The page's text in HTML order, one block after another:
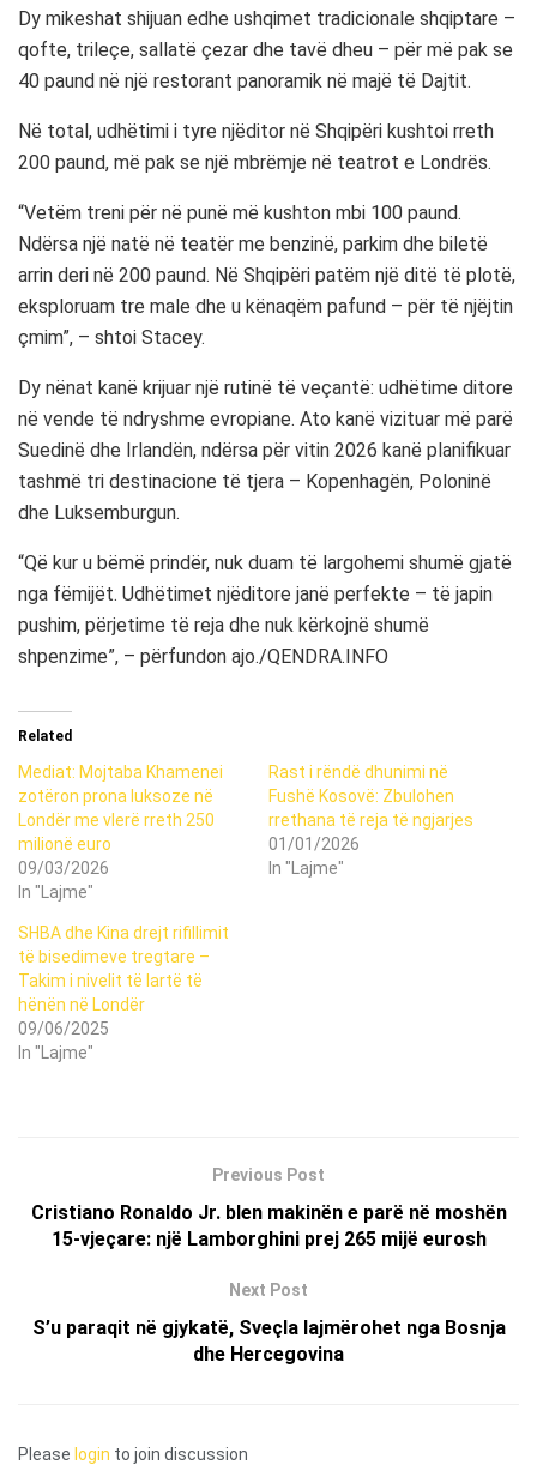
Dy mikeshat shijuan edhe ushqimet tradicionale shqiptare –
qofte, trileçe, sallatë çezar dhe tavë dheu – për më pak se
40 paund në një restorant panoramik në majë të Dajtit.
Në total, udhëtimi i tyre njëditor në Shqipëri kushtoi rreth
200 paund, më pak se një mbrëmje në teatrot e Londrës.
“Vetëm treni për në punë më kushton mbi 100 paund.
Ndërsa një natë në teatër me benzinë, parkim dhe biletë
arrin deri në 200 paund. Në Shqipëri patëm një ditë të plotë,
eksploruam tre male dhe u kënaqëm pafund – për të njëjtin
çmim”, – shtoi Stacey.
Dy nënat kanë krijuar një rutinë të veçantë: udhëtime ditore
në vende të ndryshme evropiane. Ato kanë vizituar më parë
Suedinë dhe Irlandën, ndërsa për vitin 2026 kanë planifikuar
tashmë tri destinacione të tjera – Kopenhagën, Poloninë
dhe Luksemburgun.
“Që kur u bëmë prindër, nuk duam të largohemi shumë gjatë
nga fëmijët. Udhëtimet njëditore janë perfekte – të japin
pushim, përjetime të reja dhe nuk kërkojnë shumë
shpenzime”, – përfundon ajo./QENDRA.INFO
Related
Mediat: Mojtaba Khamenei
zotëron prona luksoze në
Londër me vlerë rreth 250
milionë euro
09/03/2026
In "Lajme"
Rast i rëndë dhunimi në
Fushë Kosovë: Zbulohen
rrethana të reja të ngjarjes
01/01/2026
In "Lajme"
SHBA dhe Kina drejt rifillimit
të bisedimeve tregtare –
Takim i nivelit të lartë të
hënën në Londër
09/06/2025
In "Lajme"
Previous Post
Cristiano Ronaldo Jr. blen makinën e parë në moshën
15-vjeçare: një Lamborghini prej 265 mijë eurosh
Next Post
S’u paraqit në gjykatë, Sveçla lajmërohet nga Bosnja
dhe Hercegovina
Please login to join discussion